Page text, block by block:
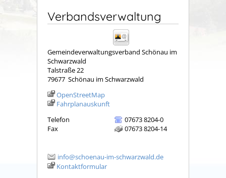
Verbandsverwaltung
Gemeindeverwaltungsverband Schönau im
Schwarzwald
Talstraße 22
79677 Schönau im Schwarzwald
OpenStreetMap
Fahrplanauskunft
Telefon
07673 8204-0
Fax
07673 8204-14
info@schoenau-im-schwarzwald.de
Kontaktformular